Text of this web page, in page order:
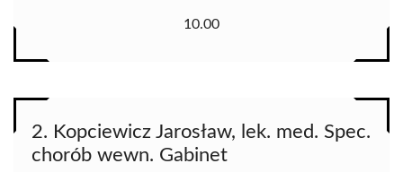
10.00
2. Kopciewicz Jarosław, lek. med. Spec.
chorób wewn. Gabinet